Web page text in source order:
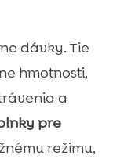
dávky. Tie
hmotnosti,
a
pre
režimu,